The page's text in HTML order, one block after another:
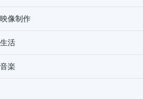
映像制作
生活
音楽